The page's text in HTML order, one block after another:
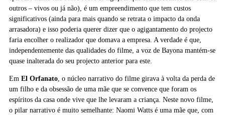
outros – vivos ou já não), é um empreendimento que tem custos
significativos (ainda para mais quando se retrata o impacto da onda
arrasadora) e isso poderia querer dizer que o agigantamento do projecto
faria encolher o realizador que domava a empresa. A verdade é que,
independentemente das qualidades do filme, a voz de Bayona mantém-se
quase inalterada do seu projecto anterior para este.
Em El Orfanato, o núcleo narrativo do filme girava à volta da perda de
um filho e da obsessão de uma mãe que se convence que foram os
espíritos da casa onde vive que lhe levaram a criança. Neste novo filme,
o pilar narrativo é muito semelhante: Naomi Watts é uma mãe que, com